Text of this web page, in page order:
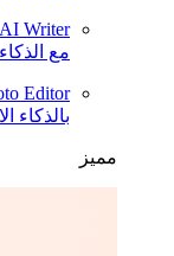
Writer
مع
Editor
بالذكاء
مميز